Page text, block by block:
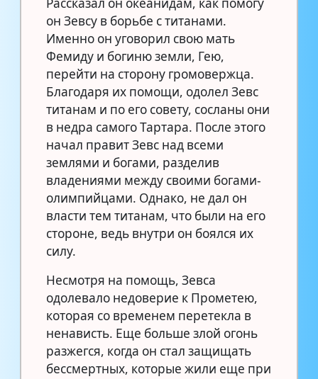
Рассказал он океанидам, как помогу
он Зевсу в борьбе с титанами.
Именно он уговорил свою мать
Фемиду и богиню земли, Гею,
перейти на сторону громовержца.
Благодаря их помощи, одолел Зевс
титанам и по его совету, сосланы они
в недра самого Тартара. После этого
начал правит Зевс над всеми
землями и богами, разделив
владениями между своими богами-
олимпийцами. Однако, не дал он
власти тем титанам, что были на его
стороне, ведь внутри он боялся их
силу.
Несмотря на помощь, Зевса
одолевало недоверие к Прометею,
которая со временем перетекла в
ненависть. Еще больше злой огонь
разжегся, когда он стал защищать
бессмертных, которые жили еще при